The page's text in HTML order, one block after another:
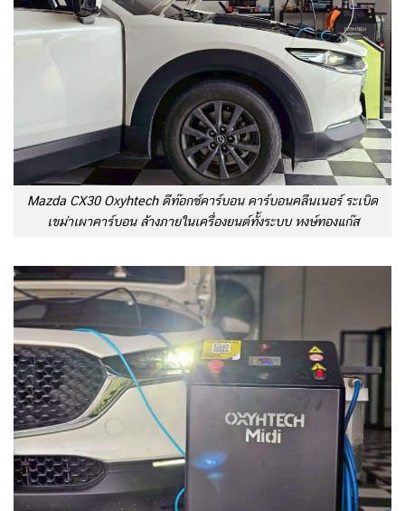
Mazda CX30 Oxyhtech ดีท๊อกซ์คาร์บอน คาร์บอนคลีนเนอร์ ระเบิด
เขม่าเผาคาร์บอน ล้างภายในเครื่องยนต์ทั้งระบบ หงษ์ทองแก๊ส